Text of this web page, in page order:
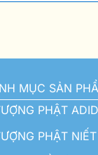
MỤC SẢN
PHẬT
PHẬT